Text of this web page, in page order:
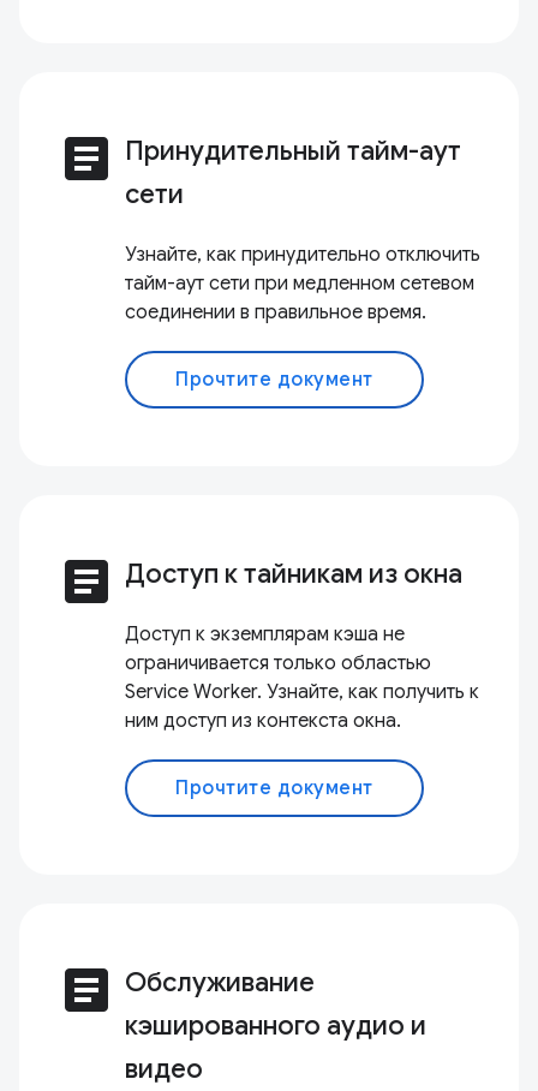
article Принудительный тайм-аут
сети
Узнайте, как принудительно отключить
тайм-аут сети при медленном сетевом
соединении в правильное время.
Прочтите документ
article Доступ к тайникам из окна
Доступ к экземплярам кэша не
ограничивается только областью
Service Worker. Узнайте, как получить к
ним доступ из контекста окна.
Прочтите документ
article Обслуживание
кэшированного аудио и
видео